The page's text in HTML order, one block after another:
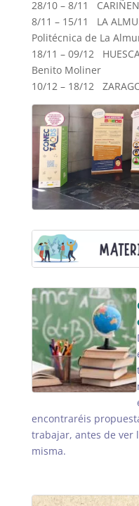
28/10 – 8/11
8/11 – 15/11 LA
Politécnica de La
18/11 – 09/12
Benito Moliner
10/12 – 18/12
encontraréis
trabajar, antes de ver
misma.